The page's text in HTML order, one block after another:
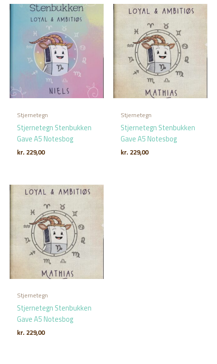
Stjernetegn
Stjernetegn Stenbukken
Gave A5 Notesbog
kr. 229,00
Stjernetegn
Stjernetegn Stenbukken
Gave A5 Notesbog
kr. 229,00
Stjernetegn
Stjernetegn Stenbukken
Gave A5 Notesbog
kr. 229,00